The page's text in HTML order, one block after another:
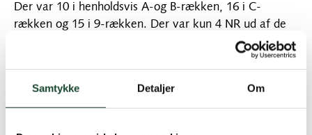
Samtykke Detaljer Om
Der var 10 i henholdsvis A-og B-rækken, 16 i C-
rækken og 15 i 9-rækken. Der var kun 4 NR ud af de
Dagens vindere blev:
A-rækken:Nr. 1 Anita Näsberg 30 p lavest hcp. Nr. 2
Inge Udsen 30 p. Nr 3 Eva Stack 30 p.